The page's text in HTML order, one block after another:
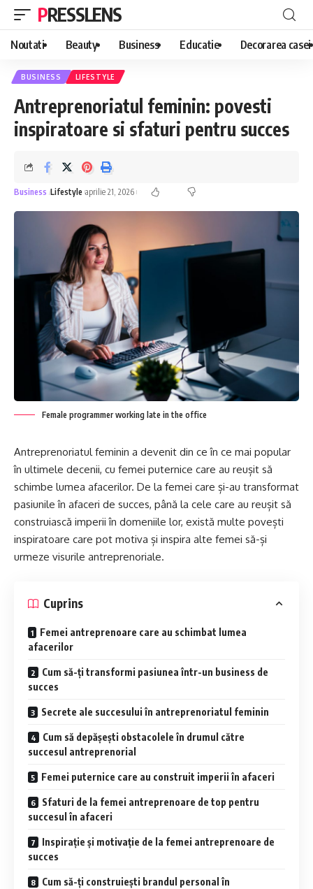
PRESSLENS
Noutati Beauty Business Educatie Decorarea casei
BUSINESS LIFESTYLE
Antreprenoriatul feminin: povesti
inspiratoare si sfaturi pentru succes
Business Lifestyle aprilie 21, 2026
Female programmer working late in the office
Antreprenoriatul feminin a devenit din ce în ce mai popular
în ultimele decenii, cu femei puternice care au reușit să
schimbe lumea afacerilor. De la femei care și-au transformat
pasiunile în afaceri de succes, până la cele care au reușit să
construiască imperii în domeniile lor, există multe povești
inspiratoare care pot motiva și inspira alte femei să-și
urmeze visurile antreprenoriale.
Cuprins
Femei antreprenoare care au schimbat lumea
afacerilor
Cum să-ți transformi pasiunea într-un business de
succes
Secrete ale succesului în antreprenoriatul feminin
Cum să depășești obstacolele în drumul către
succesul antreprenorial
Femei puternice care au construit imperii în afaceri
Sfaturi de la femei antreprenoare de top pentru
succesul în afaceri
Inspirație și motivație de la femei antreprenoare de
succes
Cum să-ți construiești brandul personal în